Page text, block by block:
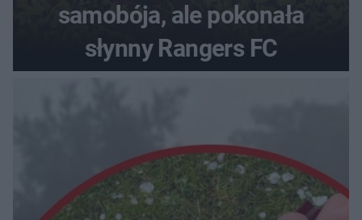
samobója, ale pokonała
słynny Rangers FC